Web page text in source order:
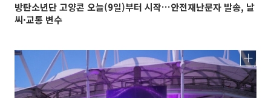
방탄소년단 고양콘 오늘(9일)부터 시작…안전재난문자 발송, 날
씨·교통 변수